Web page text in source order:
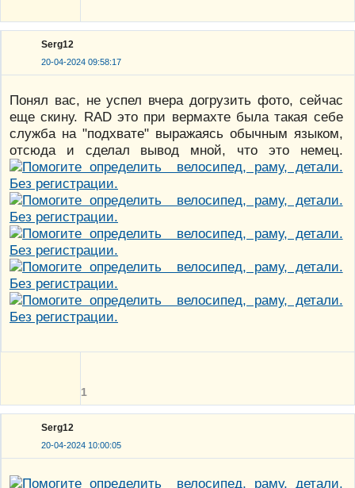
Serg12
20-04-2024 09:58:17
Понял вас, не успел вчера догрузить фото, сейчас
еще скину. RAD это при вермахте была такая себе
служба на "подхвате" выражаясь обычным языком,
отсюда и сделал вывод мной, что это немец.
1
Serg12
20-04-2024 10:00:05